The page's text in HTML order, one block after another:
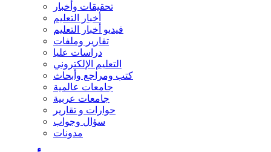
تحقيقات وأخبار
أخبار التعليم
فيديو أخبار التعليم
تقارير وملفات
دراسات عليا
التعليم الإلكتروني
كتب ومراجع وأبحاث
جامعات عالمية
جامعات عربية
حوارات و تقارير
سؤال وجواب
مدونات